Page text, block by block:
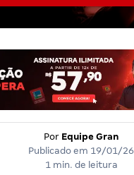
Por Equipe Gran
Publicado em 19/01/26
1 min. de leitura